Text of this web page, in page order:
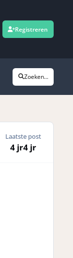
Registreren
Zoeken...
Laatste post
4 jr4 jr